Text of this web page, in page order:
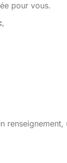
pour vous.
,